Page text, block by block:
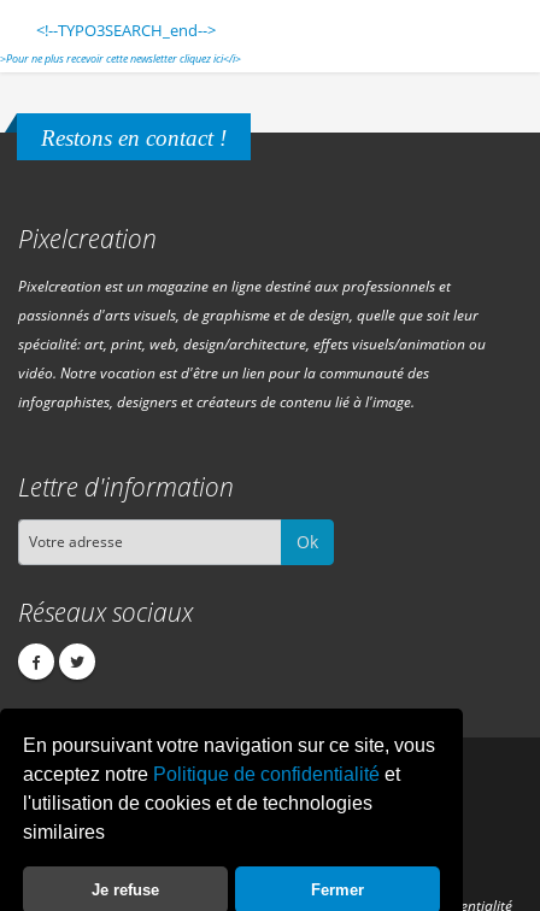
En poursuivant votre navigation sur ce site, vous
acceptez notre Politique de confidentialité et
l'utilisation de cookies et de technologies
similaires
Je refuse Fermer
<!--TYPO3SEARCH_end-->
>Pour ne plus recevoir cette newsletter cliquez ici</i>
Restons en contact !
Pixelcreation
Pixelcreation est un magazine en ligne destiné aux professionnels et
passionnés d'arts visuels, de graphisme et de design, quelle que soit leur
spécialité: art, print, web, design/architecture, effets visuels/animation ou
vidéo. Notre vocation est d'être un lien pour la communauté des
infographistes, designers et créateurs de contenu lié à l'image.
Lettre d'information
Ok
Réseaux sociaux
PIXELCREATION
Publicité Politique de confidentialité